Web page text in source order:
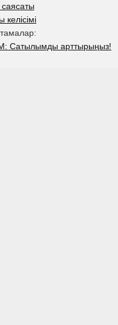
Сатылымды арттырыңыз!